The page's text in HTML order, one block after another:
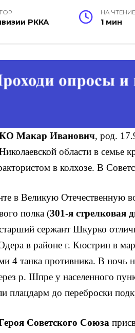
РККА
НА ЧТЕНИЕ
1 мин
Макар Иванович, род.
области в семье
в колхозе. В
в Великую Отечественную
полка (301-я стрелковая
сержант Шкурко
в районе г. Кюстрин в
4 танка противника. В ночь
р. Шпре у населенного
плацдарм до переброски
Советского Союза